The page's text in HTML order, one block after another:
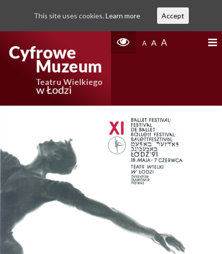
A A A
This site uses cookies. Learn more Accept